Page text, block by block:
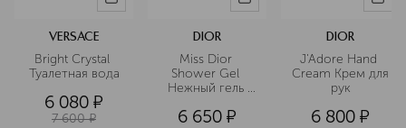
VERSACE
Bright Crystal
Туалетная вода
6 080 ¤
7 600 ¤
DIOR
Miss Dior
Shower Gel
Нежный гель
розовой водой
6 650 ¤
DIOR
J'Adore Hand
Cream Крем для
рук
6 800 ¤